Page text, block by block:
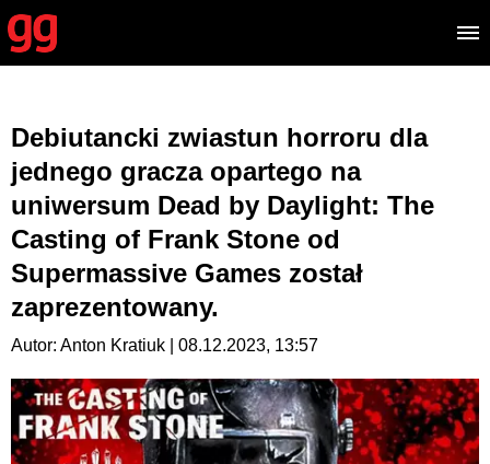
Debiutancki zwiastun horroru dla
jednego gracza opartego na
uniwersum Dead by Daylight: The
Casting of Frank Stone od
Supermassive Games został
zaprezentowany.
Autor: Anton Kratiuk | 08.12.2023, 13:57